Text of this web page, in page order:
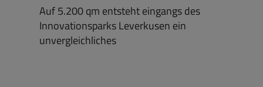
Auf 5.200 qm entsteht eingangs des
Innovationsparks Leverkusen ein
unvergleichliches